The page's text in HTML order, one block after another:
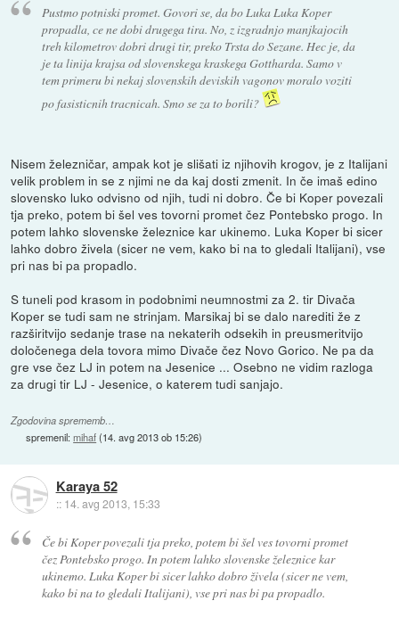
Pustmo potniski promet. Govori se, da bo Luka Luka Koper
propadla, ce ne dobi drugega tira. No, z izgradnjo manjkajocih
treh kilometrov dobri drugi tir, preko Trsta do Sezane. Hec je, da
je ta linija krajsa od slovenskega kraskega Gottharda. Samo v
tem primeru bi nekaj slovenskih deviskih vagonov moralo voziti
po fasisticnih tracnicah. Smo se za to borili?
Nisem železničar, ampak kot je slišati iz njihovih krogov, je z Italijani
velik problem in se z njimi ne da kaj dosti zmenit. In če imaš edino
slovensko luko odvisno od njih, tudi ni dobro. Če bi Koper povezali
tja preko, potem bi šel ves tovorni promet čez Pontebsko progo. In
potem lahko slovenske železnice kar ukinemo. Luka Koper bi sicer
lahko dobro živela (sicer ne vem, kako bi na to gledali Italijani), vse
pri nas bi pa propadlo.
S tuneli pod krasom in podobnimi neumnostmi za 2. tir Divača
Koper se tudi sam ne strinjam. Marsikaj bi se dalo narediti že z
razširitvijo sedanje trase na nekaterih odsekih in preusmeritvijo
določenega dela tovora mimo Divače čez Novo Gorico. Ne pa da
gre vse čez LJ in potem na Jesenice ... Osebno ne vidim razloga
za drugi tir LJ - Jesenice, o katerem tudi sanjajo.
Zgodovina sprememb…
spremenil:mihaf(14. avg 2013 ob 15:26)
Karaya 52
:: 14. avg 2013, 15:33
Če bi Koper povezali tja preko, potem bi šel ves tovorni promet
čez Pontebsko progo. In potem lahko slovenske železnice kar
ukinemo. Luka Koper bi sicer lahko dobro živela (sicer ne vem,
kako bi na to gledali Italijani), vse pri nas bi pa propadlo.